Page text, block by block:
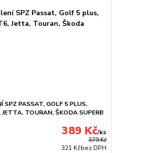
SPZ PASSAT, GOLF 5 PLUS,
TOURAN, ŠKODA SUPERB
379 Kč
389 Kč/ks
321 Kčbez DPH